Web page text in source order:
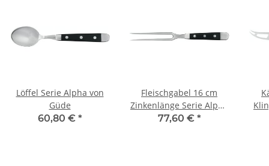
Löffel Serie Alpha von
Güde
60,80 € *
Fleischgabel 16 cm
Zinkenlänge Serie Alpha
von Güde
77,60 € *